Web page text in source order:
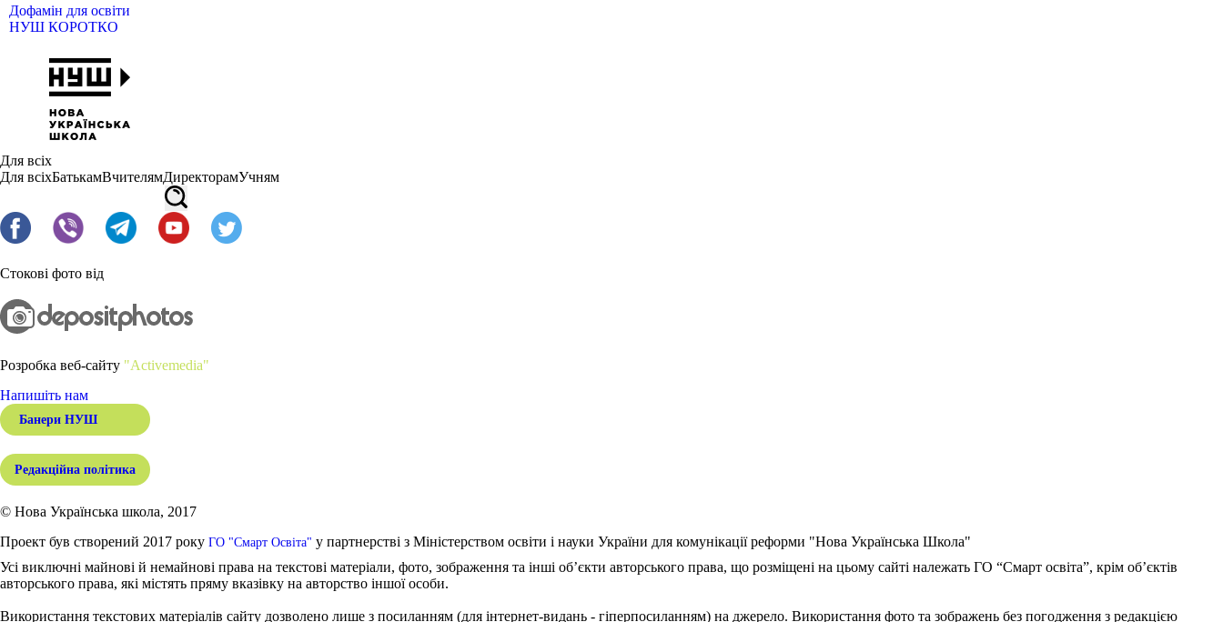
Дофамін для освіти
НУШ КОРОТКО
Для всіх
Для всіхБатькамВчителямДиректорамУчням
Стокові фото від
Розробка веб-сайту "Activemedia"
Напишіть нам
Банери НУШ
Редакційна політика
© Нова Українська школа, 2017
Проект був створений 2017 року ГО "Смарт Освіта" у партнерстві з Міністерством освіти і науки України для комунікації реформи "Нова Українська Школа"
Усі виключні майнові й немайнові права на текстові матеріали, фото, зображення та інші об’єкти авторського права, що розміщені на цьому сайті належать ГО “Смарт освіта”, крім об’єктів
авторського права, які містять пряму вказівку на авторство іншої особи.
Використання текстових матеріалів сайту дозволено лише з посиланням (для інтернет-видань - гіперпосиланням) на джерело. Використання фото та зображень без погодження з редакцією